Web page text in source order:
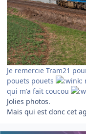
Je remercie Tram21
pouets pouets
qui m'a fait coucou
Jolies photos.
Mais qui est donc cet